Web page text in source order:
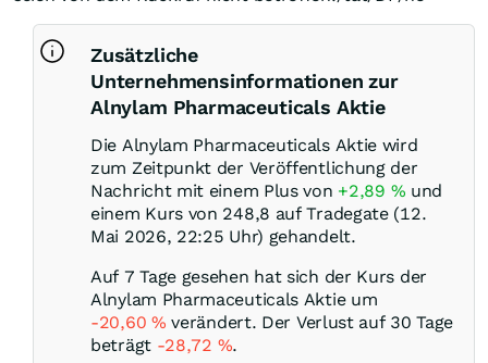
Zusätzliche
Unternehmensinformationen zur
Alnylam Pharmaceuticals Aktie
Die Alnylam Pharmaceuticals Aktie wird
zum Zeitpunkt der Veröffentlichung der
Nachricht mit einem Plus von +2,89 % und
einem Kurs von 248,8 auf Tradegate (12.
Mai 2026, 22:25 Uhr) gehandelt.
Auf 7 Tage gesehen hat sich der Kurs der
Alnylam Pharmaceuticals Aktie um
-20,60 % verändert. Der Verlust auf 30 Tage
beträgt -28,72 %.